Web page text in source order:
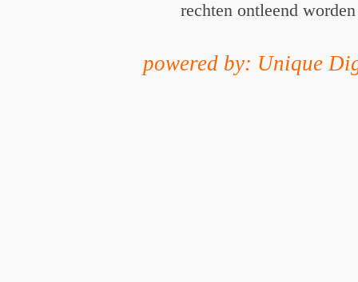
rechten ontleend worden
powered by: Unique